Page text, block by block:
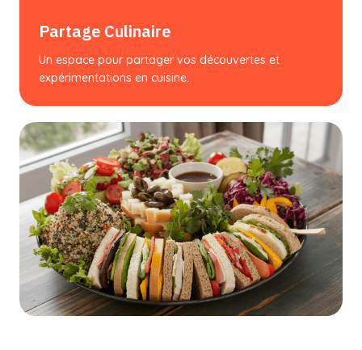
Partage Culinaire
Un espace pour partager vos découvertes et
expérimentations en cuisine.